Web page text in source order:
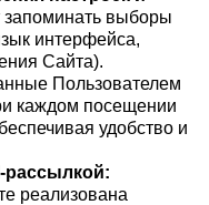
запоминать выборы
интерфейса,
Сайта).
Пользователем
каждом посещении
удобство и
рассылкой:
реализована